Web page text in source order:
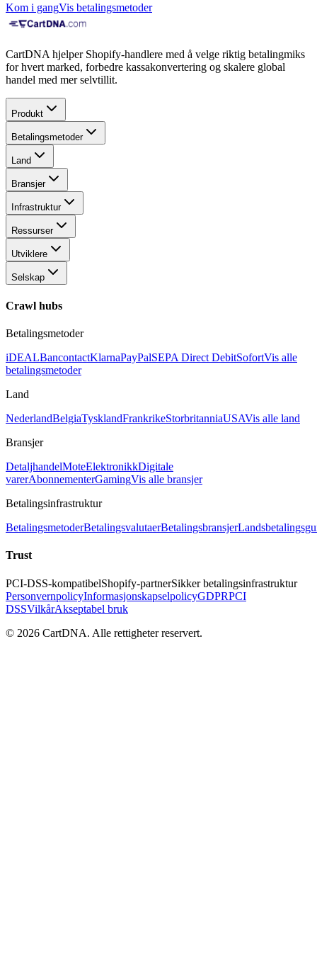
Kom i gangVis betalingsmetoder
CartDNA hjelper Shopify-handlere med å velge riktig betalingmiks
for hvert marked, forbedre kassakonvertering og skalere global
handel med mer selvtillit.
Produkt
Betalingsmetoder
Land
Bransjer
Infrastruktur
Ressurser
Utviklere
Selskap
Crawl hubs
Betalingsmetoder
iDEALBancontactKlarnaPayPalSEPA Direct DebitSofortVis alle
betalingsmetoder
Land
NederlandBelgiaTysklandFrankrikeStorbritanniaUSAVis alle land
Bransjer
DetaljhandelMoteElektronikkDigitale
varerAbonnementerGamingVis alle bransjer
Betalingsinfrastruktur
BetalingsmetoderBetalingsvalutaerBetalingsbransjer
Trust
PCI-DSS-kompatibelShopify-partnerSikker betalingsinfrastruktur
PersonvernpolicyInformasjonskapselpolicyGDPRPCI
DSSVilkårAkseptabel bruk
© 2026 CartDNA. Alle rettigheter reservert.